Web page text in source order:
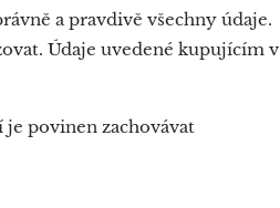
a pravdivě všechny údaje.
Údaje uvedené kupujícím v
povinen zachovávat